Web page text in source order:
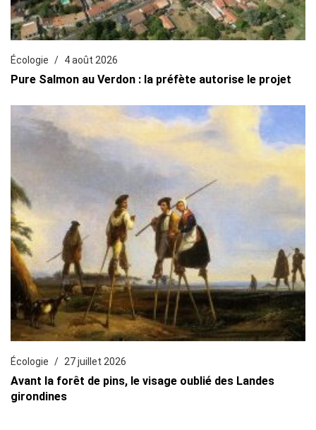
Écologie 4 août 2026
Pure Salmon au Verdon : la préfète autorise le projet
Écologie 27 juillet 2026
Avant la forêt de pins, le visage oublié des Landes
girondines